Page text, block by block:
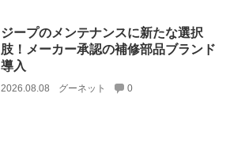
ジープのメンテナンスに新たな選択
肢！メーカー承認の補修部品ブランド
導入
2026.08.08 グーネット 0